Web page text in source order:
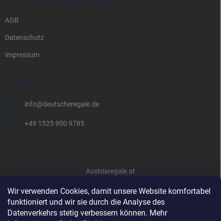
Wir verwenden Cookies, damit unsere Website komfortabel
funktioniert und wir sie durch die Analyse des
Datenverkehrs stetig verbessern können. Mehr
AGB
Datenschutz
Impressum
KONTAKT
info@deutscheregale.de
+49 1525 900 9785
Austriaregale.at